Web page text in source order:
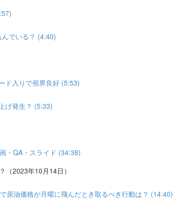
でいる？ (4:40)
ド入りで視界良好 (5:53)
げ発生？ (5:33)
・QA・スライド (34:38)
（2023年10月14日）
原油価格が月曜に飛んだとき取るべき行動は？ (14:40)